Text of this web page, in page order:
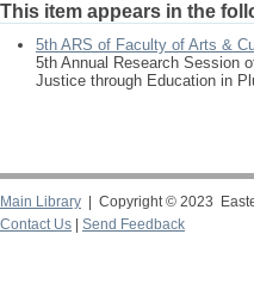
This item appears in the
5th ARS of Faculty of Arts &
5th Annual Research Session
Justice through Education in
Main Library | Copyright © 2023
Contact Us
Send Feedback